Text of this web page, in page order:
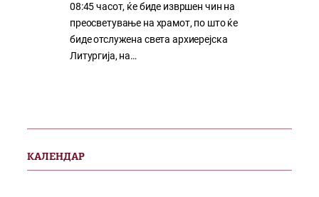
08:45 часот, ќе биде извршен чин на
преосветување на храмот, по што ќе
биде отслужена света архиерејска
Литургија, на…
КАЛЕНДАР